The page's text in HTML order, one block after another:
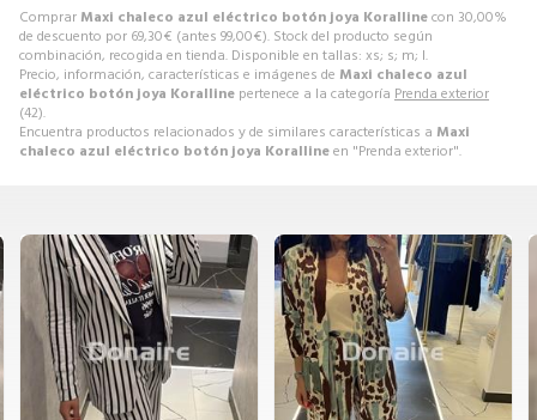
Comprar Maxi chaleco azul eléctrico botón joya Korallinecon 30,00%
de descuento por 69,30€ (antes 99,00€). Stock del producto según
combinación, recogida en tienda. Disponible en tallas: xs; s; m; l.
Precio, información, características e imágenes de Maxi chaleco azul
eléctrico botón joya Koralline pertenece a la categoría Prenda exterior
(42).
Encuentra productos relacionados y de similares características a Maxi
chaleco azul eléctrico botón joya Korallineen "Prenda exterior".